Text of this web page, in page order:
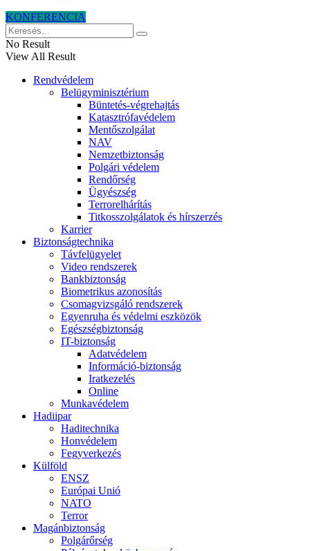
KONFERENCIA
No Result
View All Result
Rendvédelem
Belügyminisztérium
Büntetés-végrehajtás
Katasztrófavédelem
Mentőszolgálat
NAV
Nemzetbiztonság
Polgári védelem
Rendőrség
Ügyészség
Terrorelhárítás
Titkosszolgálatok és hírszerzés
Karrier
Biztonságtechnika
Távfelügyelet
Video rendszerek
Bankbiztonság
Biometrikus azonosítás
Csomagvizsgáló rendszerek
Egyenruha és védelmi eszközök
Egészségbiztonság
IT-biztonság
Adatvédelem
Információ-biztonság
Iratkezelés
Online
Munkavédelem
Hadiipar
Haditechnika
Honvédelem
Fegyverkezés
Külföld
ENSZ
Európai Unió
NATO
Terror
Magánbiztonság
Polgárőrség